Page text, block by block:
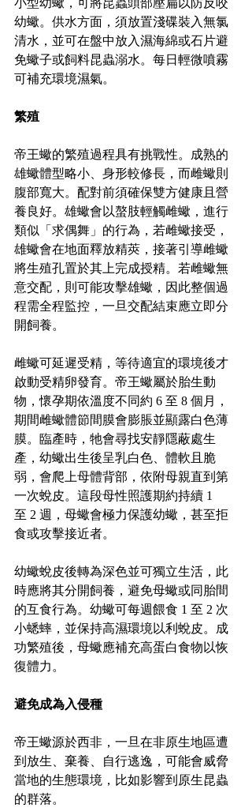
小型幼蠍，可將昆蟲頭部壓扁以防反咬
幼蠍。供水方面，須放置淺碟裝入無氯
清水，並可在盤中放入濕海綿或石片避
免蠍子或飼料昆蟲溺水。每日輕微噴霧
可補充環境濕氣。
繁殖
帝王蠍的繁殖過程具有挑戰性。成熟的
雄蠍體型略小、身形較修長，而雌蠍則
腹部寬大。配對前須確保雙方健康且營
養良好。雄蠍會以螯肢輕觸雌蠍，進行
類似「求偶舞」的行為，若雌蠍接受，
雄蠍會在地面釋放精莢，接著引導雌蠍
將生殖孔置於其上完成授精。若雌蠍無
意交配，則可能攻擊雄蠍，因此整個過
程需全程監控，一旦交配結束應立即分
開飼養。
雌蠍可延遲受精，等待適宜的環境後才
啟動受精卵發育。帝王蠍屬於胎生動
物，懷孕期依溫度不同約 6 至 8 個月，
期間雌蠍體節間膜會膨脹並顯露白色薄
膜。臨產時，牠會尋找安靜隱蔽處生
產，幼蠍出生後呈乳白色、體軟且脆
弱，會爬上母體背部，依附母親直到第
一次蛻皮。這段母性照護期約持續 1
至 2 週，母蠍會極力保護幼蠍，甚至拒
食或攻擊接近者。
幼蠍蛻皮後轉為深色並可獨立生活，此
時應將其分開飼養，避免母蠍或同胎間
的互食行為。幼蠍可每週餵食 1 至 2 次
小蟋蟀，並保持高濕環境以利蛻皮。成
功繁殖後，母蠍應補充高蛋白食物以恢
復體力。
避免成為入侵種
帝王蠍源於西非，一旦在非原生地區遭
到放生、棄養、自行逃逸，可能會威脅
當地的生態環境，比如影響到原生昆蟲
的群落。